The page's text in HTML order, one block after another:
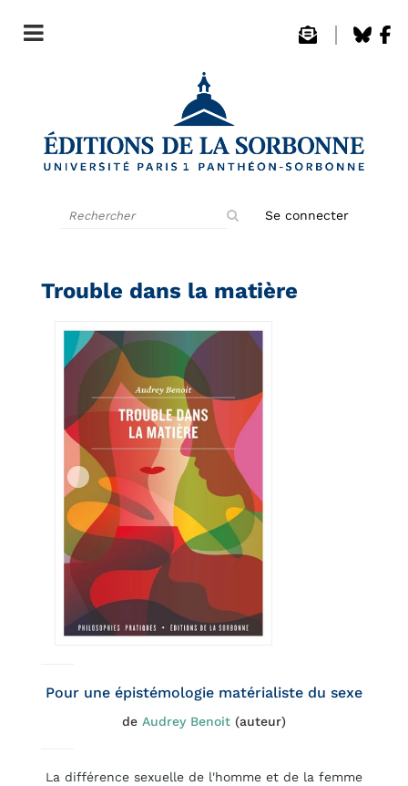
Se connecter
Trouble dans la matière
Pour une épistémologie matérialiste du sexe
de Audrey Benoit (auteur)
La différence sexuelle de l'homme et de la femme